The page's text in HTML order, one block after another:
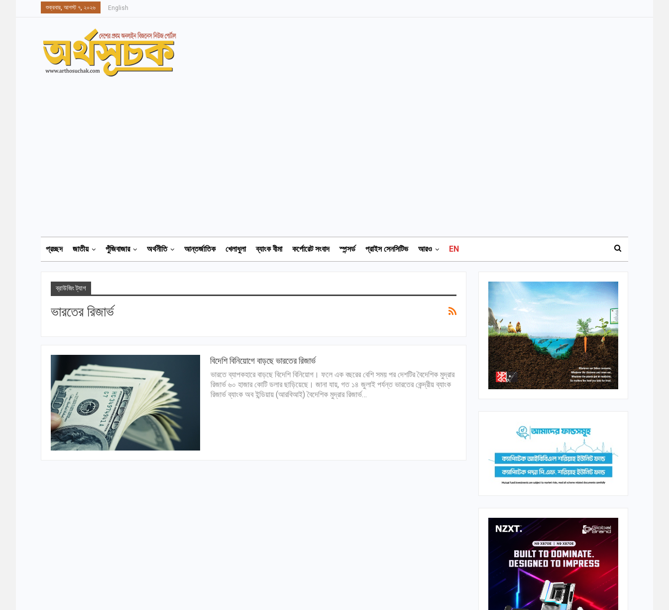
শুক্রবার, আগস্ট ৭, ২০২৬ English
প্রচ্ছদ জাতীয় পুঁজিবাজার অর্থনীতি আন্তর্জাতিক খেলাধুলা ব্যাংক বীমা কর্পোরেট সংবাদ স্পন্সর্ড প্রাইস সেনসিটিভ আরও EN
ব্রাউজিং ট্যাগ
ভারতের রিজার্ভ
বিদেশি বিনিয়োগে বাড়ছে ভারতের রিজার্ভ
ভারতে ব্যাপকহারে বাড়ছে বিদেশি বিনিয়োগ। ফলে এক বছরের বেশি সময় পর দেশটির বৈদেশিক মুদ্রার
রিজার্ভ ৬০ হাজার কোটি ডলার ছাড়িয়েছে। জানা যায়, গত ১৪ জুলাই পর্যন্ত ভারতের কেন্দ্রীয় ব্যাংক
রিজার্ভ ব্যাংক অব ইন্ডিয়ায় (আরবিআই) বৈদেশিক মুদ্রার রিজার্ভ…